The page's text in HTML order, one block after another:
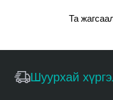
Та
Шуурхай